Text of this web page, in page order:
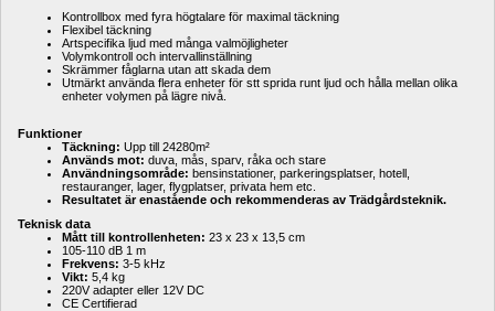
Kontrollbox med fyra högtalare för maximal täckning
Flexibel täckning
Artspecifika ljud med många valmöjligheter
Volymkontroll och intervallinställning
Skrämmer fåglarna utan att skada dem
Utmärkt använda flera enheter för stt sprida runt ljud och hålla mellan olika
enheter volymen på lägre nivå.
Funktioner
Täckning: Upp till 24280m²
Används mot: duva, mås, sparv, råka och stare
Användningsområde: bensinstationer, parkeringsplatser, hotell,
restauranger, lager, flygplatser, privata hem etc.
Resultatet är enastående och rekommenderas av Trädgårdsteknik.
Teknisk data
Mått till kontrollenheten: 23 x 23 x 13,5 cm
105-110 dB 1 m
Frekvens: 3-5 kHz
Vikt: 5,4 kg
220V adapter eller 12V DC
CE Certifierad